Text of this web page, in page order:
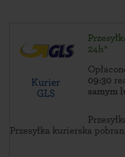
Kurier
GLS
24h*
09:30
samym
Przesyłka kurierska